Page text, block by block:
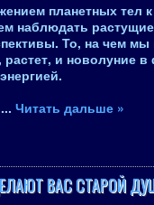
планетных тел
наблюдать
То, на чем мы
и новолуние в
.
... Читать дальше »
ВАС СТАРОЙ